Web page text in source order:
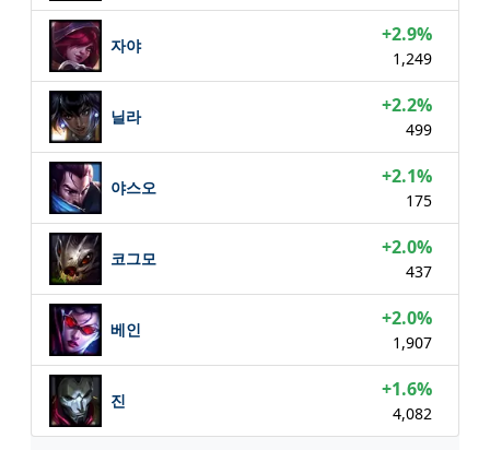
자야 +2.9%
1,249
닐라 +2.2%
499
야스오 +2.1%
175
코그모 +2.0%
437
베인 +2.0%
1,907
진 +1.6%
4,082